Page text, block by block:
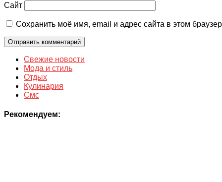
Сайт
Сохранить моё имя, email и адрес сайта в этом
Свежие новости
Мода и стиль
Отдых
Кулинария
Смс
Рекомендуем: